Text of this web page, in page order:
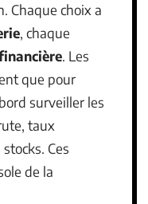
Chaque choix a
, chaque
. Les
que pour
surveiller les
taux
Ces
de la